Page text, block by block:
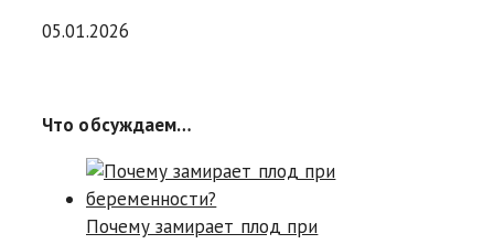
05.01.2026
Что обсуждаем…
Почему замирает плод при